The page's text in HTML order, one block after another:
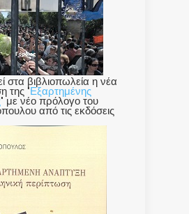
στα βιβλιοπωλεία η νέα
της "Εξαρτημένης
" με νέο πρόλογο του
από τις εκδόσεις